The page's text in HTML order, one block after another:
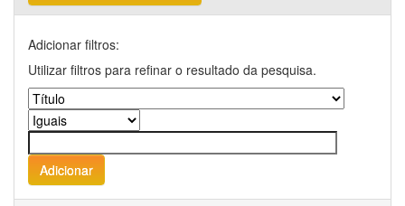
Adicionar filtros:
Utilizar filtros para refinar o resultado da pesquisa.